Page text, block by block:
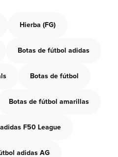
Hierba (FG)
Botas de fútbol adidas
Botas de fútbol
Botas de fútbol amarillas
adidas F50 League
adidas AG